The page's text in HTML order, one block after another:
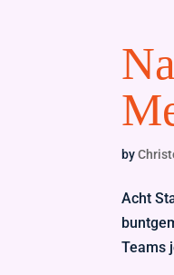
by
Acht
Teams